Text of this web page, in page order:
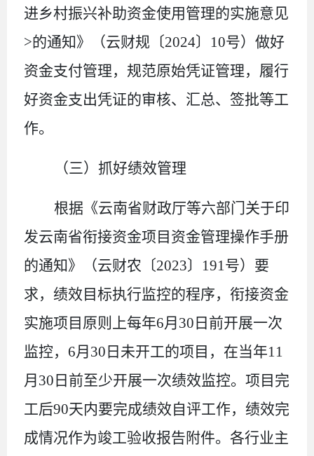
进乡村振兴补助资金使用管理的实施意见
>的通知》（云财规 〔2024〕 10号） 做好
资金支付管理， 规范原始凭证管理，履行
好资金支出凭证的审核、汇总、 签批等工
作。
（三）抓好绩效管理
根据 《云南省财政厅等六部门关于印
发云南省衔接资金项目资金管理操作手册
的通知》（云财农 〔2023〕 191 号） 要
求，绩效目标执行监控的程序，衔接资金
实施项目原则上每年6月 30 日前开展一次
监控， 6月 30 日未开工的项目，在当年11
月 30 日前至少开展一次绩效监控。项目完
工后90天内要完成绩效自评工作，绩效完
成情况作为竣工验收报告附件。各行业主